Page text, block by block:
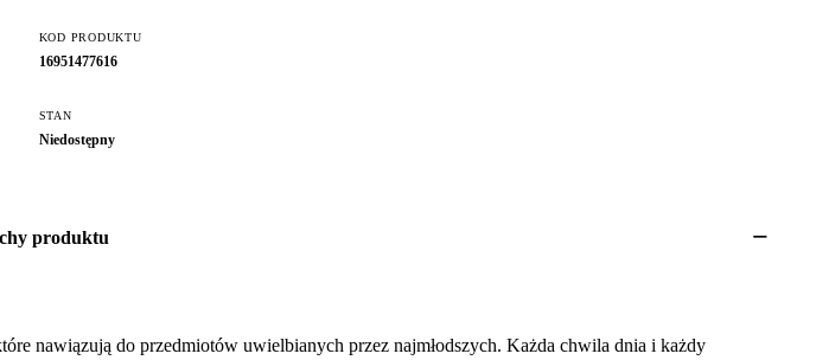
KOD PRODUKTU
16951477616
STAN
Niedostępny
produktu
nawiązują do przedmiotów uwielbianych przez najmłodszych. Każda chwila dnia i każdy